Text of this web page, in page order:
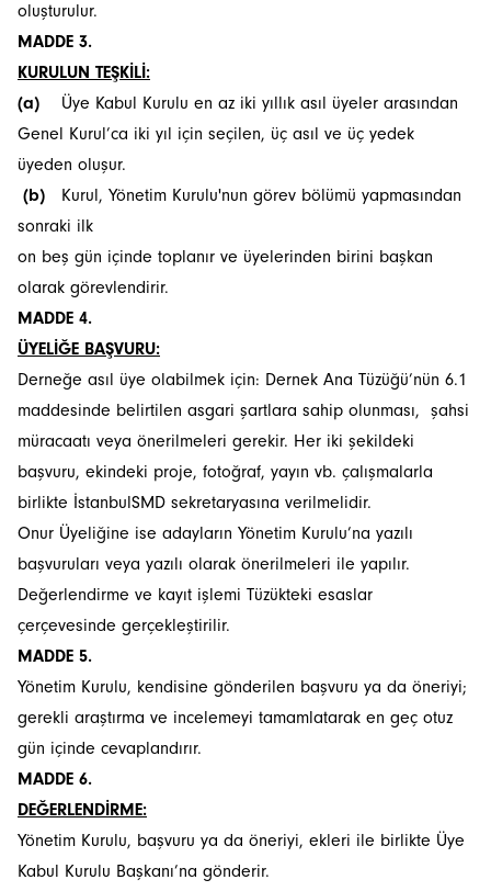
oluşturulur.
MADDE 3.
KURULUN TEŞKİLİ:
(a) Üye Kabul Kurulu en az iki yıllık asıl üyeler arasından
Genel Kurul’ca iki yıl için seçilen, üç asıl ve üç yedek
üyeden oluşur.
(b) Kurul, Yönetim Kurulu'nun görev bölümü yapmasından
sonraki ilk
on beş gün içinde toplanır ve üyelerinden birini başkan
olarak görevlendirir.
MADDE 4.
ÜYELİĞE BAŞVURU:
Derneğe asıl üye olabilmek için: Dernek Ana Tüzüğü’nün 6.1
maddesinde belirtilen asgari şartlara sahip olunması, şahsi
müracaatı veya önerilmeleri gerekir. Her iki şekildeki
başvuru, ekindeki proje, fotoğraf, yayın vb. çalışmalarla
birlikte İstanbulSMD sekretaryasına verilmelidir.
Onur Üyeliğine ise adayların Yönetim Kurulu’na yazılı
başvuruları veya yazılı olarak önerilmeleri ile yapılır.
Değerlendirme ve kayıt işlemi Tüzükteki esaslar
çerçevesinde gerçekleştirilir.
MADDE 5.
Yönetim Kurulu, kendisine gönderilen başvuru ya da öneriyi;
gerekli araştırma ve incelemeyi tamamlatarak en geç otuz
gün içinde cevaplandırır.
MADDE 6.
DEĞERLENDİRME:
Yönetim Kurulu, başvuru ya da öneriyi, ekleri ile birlikte Üye
Kabul Kurulu Başkanı’na gönderir.